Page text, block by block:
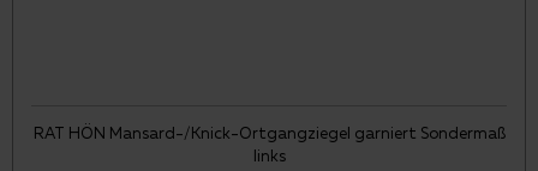
RAT HÖN Mansard-/Knick-Ortgangziegel garniert Sondermaß
links